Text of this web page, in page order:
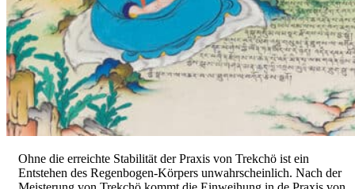
Ohne die erreichte Stabilität der Praxis von Trekchö ist ein
Entstehen des Regenbogen-Körpers unwahrscheinlich. Nach der